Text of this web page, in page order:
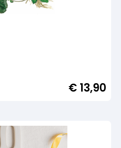
€ 13,90